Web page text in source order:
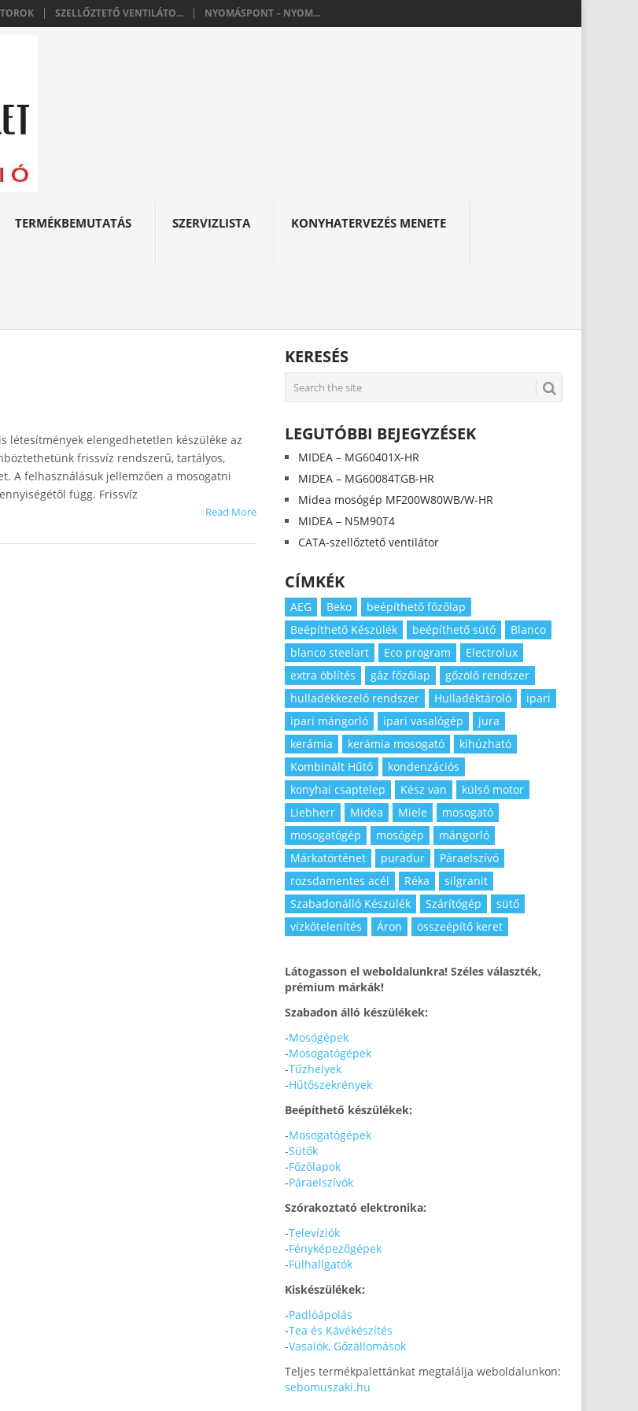
SZELLŐZTETŐ VENTILÁTO... NYOMÁSPONT – NYOM...
TERMÉKBEMUTATÁS SZERVIZLISTA KONYHATERVEZÉS MENETE
létesítmények elengedhetetlen készüléke az
frissvíz rendszerű, tartályos,
A felhasználásuk jellemzően a mosogatni
függ. Frissvíz
Read More
KERESÉS
LEGUTÓBBI BEJEGYZÉSEK
MIDEA – MG60401X-HR
MIDEA – MG60084TGB-HR
Midea mosógép MF200W80WB/W-HR
MIDEA – N5M90T4
CATA-szellőztető ventilátor
CÍMKÉK
AEG Beko
beépíthető főzőlap
Beépíthető Készülék
beépíthető sütő
Blanco
blanco steelart
Eco program
Electrolux
extra öblítés
gáz főzőlap
gőzölő rendszer
hulladékkezelő rendszer
Hulladéktároló
ipari
ipari mángorló
ipari vasalógép
jura
kerámia
kerámia mosogató
kihúzható
Kombinált Hűtő
kondenzációs
konyhai csaptelep
Kész van
külső motor
Liebherr
Midea Miele
mosogató
mosogatógép
mosógép
mángorló
Márkatörténet
puradur
Páraelszívó
rozsdamentes acél
Réka
silgranit
Szabadonálló Készülék
Szárítógép
sütő
vízkőtelenítés
Áron összeépítő keret
Látogasson el weboldalunkra! Széles választék,
prémium márkák!
Szabadon álló készülékek:
-Mosógépek
-Mosogatógépek
-Tűzhelyek
-Hűtőszekrények
Beépíthető készülékek:
-Mosogatógépek
-Sütők
-Főzőlapok
-Páraelszívók
Szórakoztató elektronika:
-Televíziók
-Fényképezőgépek
-Fülhallgatók
Kiskészülékek:
-Padlóápolás
-Tea és Kávékészítés
-Vasalók, Gőzállomások
Teljes termékpalettánkat megtalálja weboldalunkon:
sebomuszaki.hu